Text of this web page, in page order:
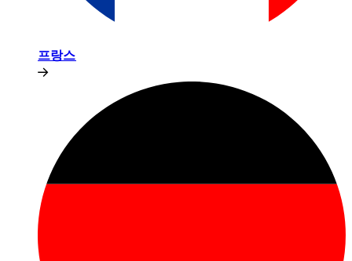
프랑스​​